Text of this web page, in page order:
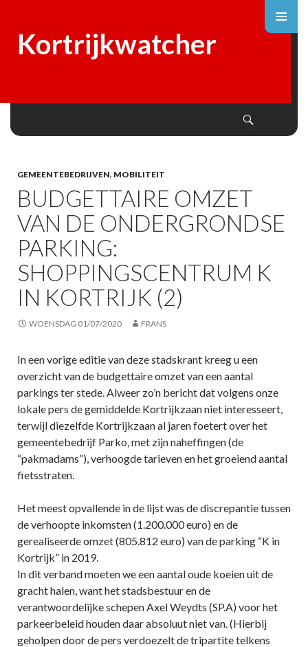
Kortrijkwatcher
GEMEENTEBEDRIJVEN, MOBILITEIT
BUDGETTAIRE OMZET
VAN DE ONDERGRONDSE
PARKING:
SHOPPINGSCENTRUM K
IN KORTRIJK (2)
WOENSDAG 01/07/2020 FRANS
In een vorige editie van deze stadskrant kreeg u een
overzicht van de budgettaire omzet van een aantal
parkings ter stede. Alweer zo’n bericht dat volgens onze
lokale pers de gemiddelde Kortrijkzaan niet interesseert,
terwijl diezelfde Kortrijkzaan al jaren foetert over het
gemeentebedrijf Parko, met zijn naheffingen (de
“pakmadams”), verhoogde tarieven en het groeiend aantal
fietsstraten.
Het meest opvallende in de lijst was de discrepantie tussen
de verhoopte inkomsten (1.200.000 euro) en de
gerealiseerde omzet (805.812 euro) van de parking “K in
Kortrijk” in 2019.
In dit verband moeten we een aantal oude koeien uit de
gracht halen, want het stadsbestuur en de
verantwoordelijke schepen Axel Weydts (SP.A) voor het
parkeerbeleid houden daar absoluut niet van. (Hierbij
geholpen door de pers verdoezelt de tripartite telkens